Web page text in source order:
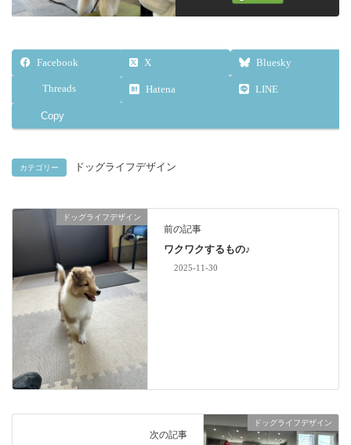
Facebook X Bluesky
Threads Hatena LINE
Copy
カテゴリー ドッグライフデザイン
ドッグライフデザイン
前の記事
ワクワクするもの♪
2025-11-30
ドッグライフデザイン
次の記事